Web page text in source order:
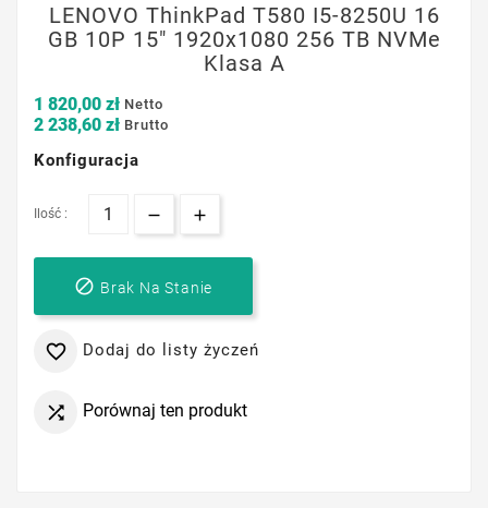
LENOVO ThinkPad T580 I5-8250U 16
GB 10P 15" 1920x1080 256 TB NVMe
Klasa A
1 820,00 zł Netto
2 238,60 zł Brutto
Konfiguracja
Ilość :
 Brak Na Stanie
 Dodaj do listy życzeń
 Porównaj ten produkt